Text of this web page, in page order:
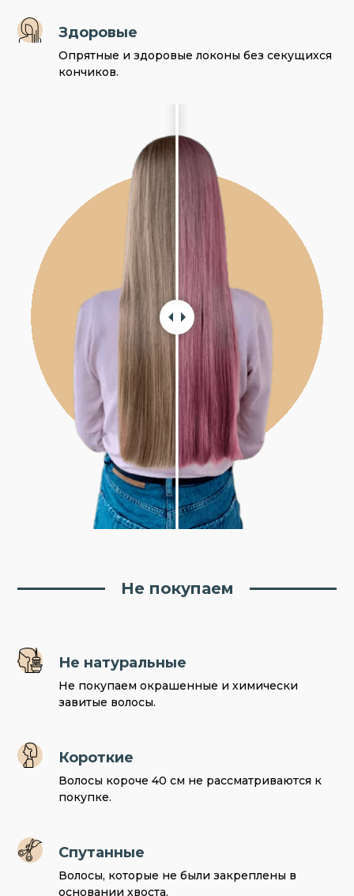
Здоровые
Опрятные и здоровые локоны без секущихся
кончиков.
Не покупаем
Не натуральные
Не покупаем окрашенные и химически
завитые волосы.
Короткие
Волосы короче 40 см не рассматриваются к
покупке.
Спутанные
Волосы, которые не были закреплены в
основании хвоста.